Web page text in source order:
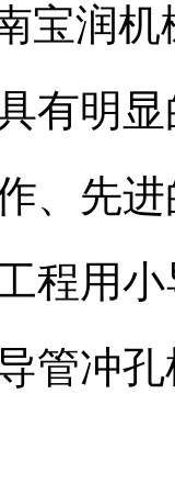
宝润
有明
、先
程用
管冲